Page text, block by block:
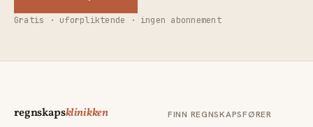
Gratis · uforpliktende · ingen abonnement
regnskapsklinikken FINN REGNSKAPSFØRER